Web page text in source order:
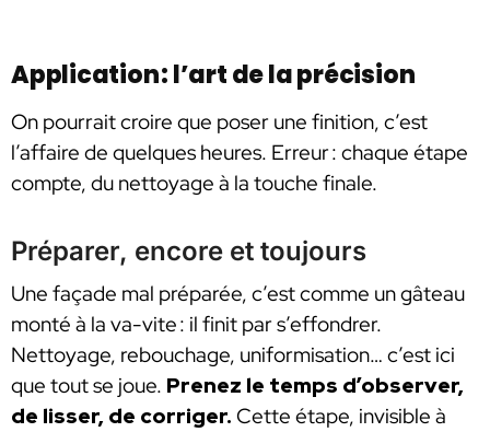
Application : l’art de la précision
On pourrait croire que poser une finition, c’est
l’affaire de quelques heures. Erreur : chaque étape
compte, du nettoyage à la touche finale.
Préparer, encore et toujours
Une façade mal préparée, c’est comme un gâteau
monté à la va-vite : il finit par s’effondrer.
Nettoyage, rebouchage, uniformisation… c’est ici
que tout se joue. Prenez le temps d’observer,
de lisser, de corriger. Cette étape, invisible à